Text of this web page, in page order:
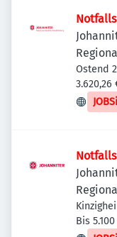
Ostend
Bis